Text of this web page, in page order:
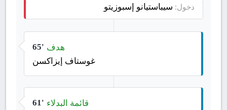
دخول: سيباستيانو إسبوزيتو
65' هدف
غوستاف إيزاكسن
61' قائمة البدلاء